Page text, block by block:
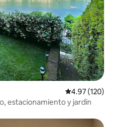
Calificación
4.97 (120)
estacionamiento y jardín